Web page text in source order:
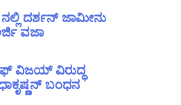
ದರ್ಶನ್ ಜಾಮೀನು
ವಜಾ
ವಿಜಯ್ ವಿರುದ್ಧ
ಬಂಧನ